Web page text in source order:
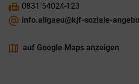
fax 0831 54024-123
alternate_email info.allgaeu@kjf-soziale-
mapsauf Google Maps anzeigen